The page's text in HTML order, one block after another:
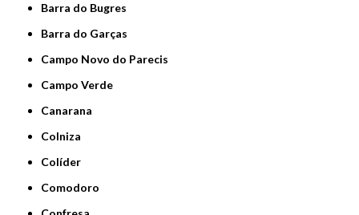
Barra do Bugres
Barra do Garças
Campo Novo do Parecis
Campo Verde
Canarana
Colniza
Colíder
Comodoro